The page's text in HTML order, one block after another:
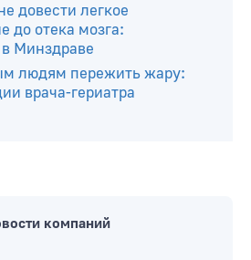
довести легкое
до отека мозга:
Минздраве
людям пережить жару:
врача-гериатра
компаний